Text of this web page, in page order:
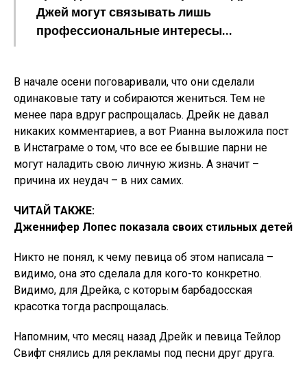
Джей могут связывать лишь
профессиональные интересы…
В начале осени поговаривали, что они сделали
одинаковые тату и собираются жениться. Тем не
менее пара вдруг распрощалась. Дрейк не давал
никаких комментариев, а вот Рианна выложила пост
в Инстаграме о том, что все ее бывшие парни не
могут наладить свою личную жизнь. А значит –
причина их неудач – в них самих.
ЧИТАЙ ТАКЖЕ:
Дженнифер Лопес показала своих стильных детей
Никто не понял, к чему певица об этом написала –
видимо, она это сделала для кого-то конкретно.
Видимо, для Дрейка, с которым барбадосская
красотка тогда распрощалась.
Напомним, что месяц назад Дрейк и певица Тейлор
Свифт снялись для рекламы под песни друг друга.